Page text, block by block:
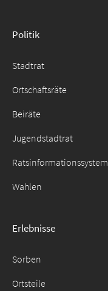
Politik
Stadtrat
Ortschaftsräte
Beiräte
Jugendstadtrat
Ratsinformationssystem
Wahlen
Erlebnisse
Sorben
Ortsteile